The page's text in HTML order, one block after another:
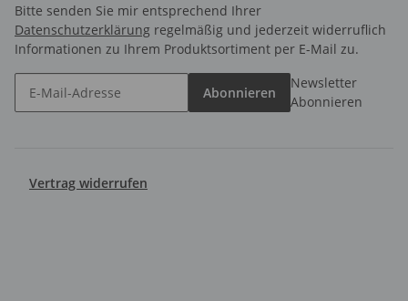
Bitte senden Sie mir entsprechend Ihrer
Datenschutzerklärung regelmäßig und jederzeit widerruflich
Informationen zu Ihrem Produktsortiment per E-Mail zu.
Abonnieren
Newsletter
Abonnieren
Vertrag widerrufen